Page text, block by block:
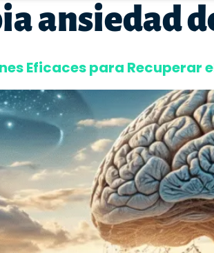
ansiedad
Eficaces para Recuperar